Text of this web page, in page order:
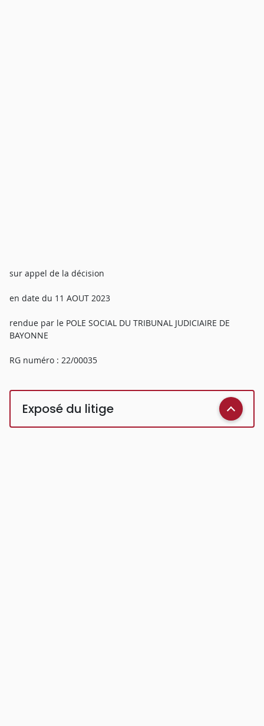
sur appel de la décision
en date du 11 AOUT 2023
rendue par le POLE SOCIAL DU TRIBUNAL JUDICIAIRE DE
BAYONNE
RG numéro : 22/00035
Exposé du litige